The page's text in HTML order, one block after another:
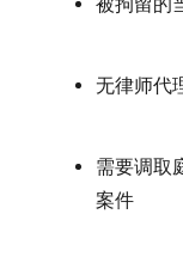
无律师代
需要调取
案件